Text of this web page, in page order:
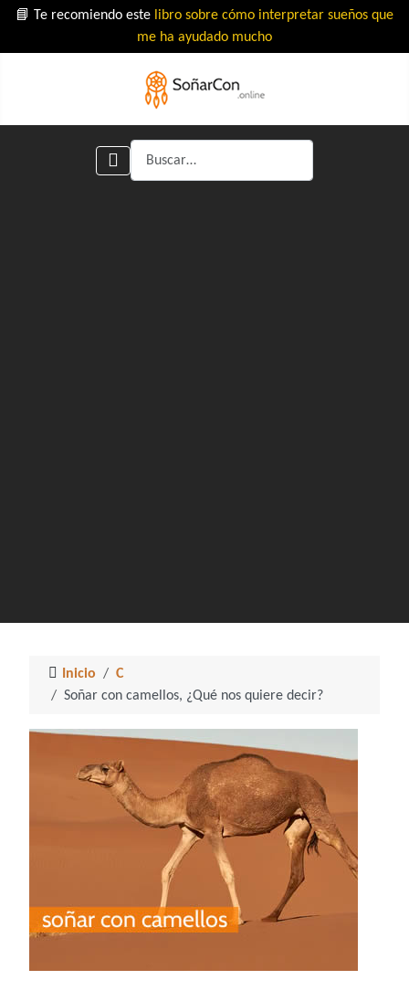
📘 Te recomiendo este libro sobre cómo interpretar sueños que
me ha ayudado mucho
Buscar
Inicio
C
Soñar con camellos, ¿Qué nos quiere decir?